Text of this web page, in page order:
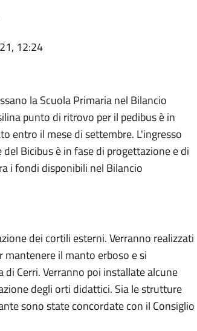
12:24
la Scuola Primaria nel Bilancio
punto di ritrovo per il pedibus è in
entro il mese di settembre. L'ingresso
Bicibus è in fase di progettazione e di
i fondi disponibili nel Bilancio
dei cortili esterni. Verranno realizzati
mantenere il manto erboso e si
Cerri. Verranno poi installate alcune
degli orti didattici. Sia le strutture
sono state concordate con il Consiglio